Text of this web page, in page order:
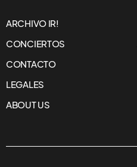
ARCHIVO IR!
CONCIERTOS
CONTACTO
LEGALES
ABOUT US